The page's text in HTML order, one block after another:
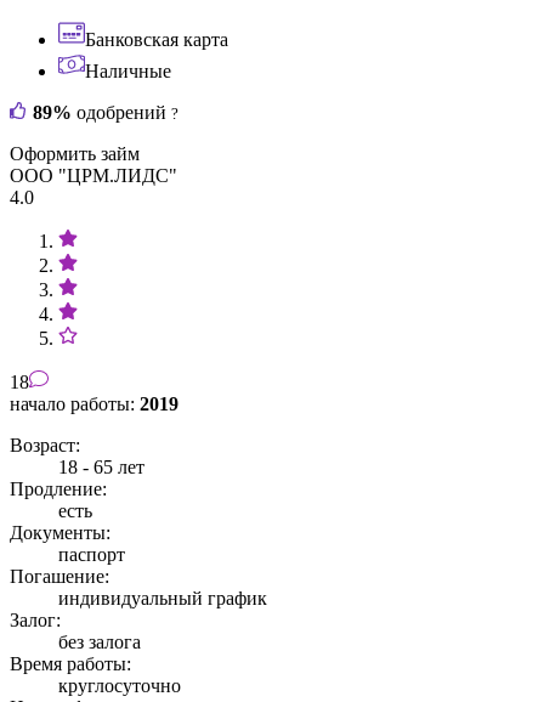
Банковская карта
Наличные
89% одобрений ?
Оформить займ
ООО "ЦРМ.ЛИДС"
4.0
18
начало работы: 2019
Возраст:
18 - 65 лет
Продление:
есть
Документы:
паспорт
Погашение:
индивидуальный график
Залог:
без залога
Время работы:
круглосуточно